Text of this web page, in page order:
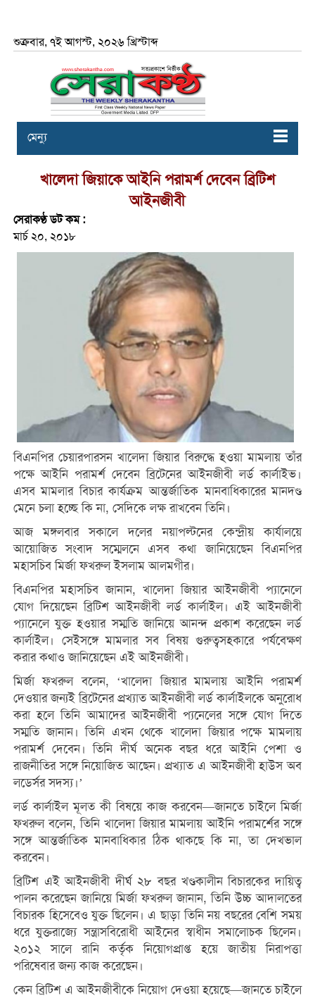
শুক্রবার, ৭ই আগস্ট, ২০২৬ খ্রিস্টাব্দ
মেন্যু
খালেদা জিয়াকে আইনি পরামর্শ দেবেন ব্রিটিশ
আইনজীবী
সেরাকণ্ঠ ডট কম :
মার্চ ২০, ২০১৮
বিএনপির চেয়ারপারসন খালেদা জিয়ার বিরুদ্ধে হওয়া মামলায় তাঁর
পক্ষে আইনি পরামর্শ দেবেন ব্রিটেনের আইনজীবী লর্ড কার্লাইভ।
এসব মামলার বিচার কার্যক্রম আন্তর্জাতিক মানবাধিকারের মানদণ্ড
মেনে চলা হচ্ছে কি না, সেদিকে লক্ষ রাখবেন তিনি।
আজ মঙ্গলবার সকালে দলের নয়াপল্টনের কেন্দ্রীয় কার্যালয়ে
আয়োজিত সংবাদ সম্মেলনে এসব কথা জানিয়েছেন বিএনপির
মহাসচিব মির্জা ফখরুল ইসলাম আলমগীর।
বিএনপির মহাসচিব জানান, খালেদা জিয়ার আইনজীবী প্যানেলে
যোগ দিয়েছেন ব্রিটিশ আইনজীবী লর্ড কার্লাইল। এই আইনজীবী
প্যানেলে যুক্ত হওয়ার সম্মতি জানিয়ে আনন্দ প্রকাশ করেছেন লর্ড
কার্লাইল। সেইসঙ্গে মামলার সব বিষয় গুরুত্বসহকারে পর্যবেক্ষণ
করার কথাও জানিয়েছেন এই আইনজীবী।
মির্জা ফখরুল বলেন, ‘খালেদা জিয়ার মামলায় আইনি পরামর্শ
দেওয়ার জন্যই ব্রিটেনের প্রখ্যাত আইনজীবী লর্ড কার্লাইলকে অনুরোধ
করা হলে তিনি আমাদের আইনজীবী প্যনেলের সঙ্গে যোগ দিতে
সম্মতি জানান। তিনি এখন থেকে খালেদা জিয়ার পক্ষে মামলায়
পরামর্শ দেবেন। তিনি দীর্ঘ অনেক বছর ধরে আইনি পেশা ও
রাজনীতির সঙ্গে নিয়োজিত আছেন। প্রখ্যাত এ আইনজীবী হাউস অব
লর্ড্সের সদস্য।’
লর্ড কার্লাইল মূলত কী বিষয়ে কাজ করবেন—জানতে চাইলে মির্জা
ফখরুল বলেন, তিনি খালেদা জিয়ার মামলায় আইনি পরামর্শের সঙ্গে
সঙ্গে আন্তর্জাতিক মানবাধিকার ঠিক থাকছে কি না, তা দেখভাল
করবেন।
ব্রিটিশ এই আইনজীবী দীর্ঘ ২৮ বছর খণ্ডকালীন বিচারকের দায়িত্ব
পালন করেছেন জানিয়ে মির্জা ফখরুল জানান, তিনি উচ্চ আদালতের
বিচারক হিসেবেও যুক্ত ছিলেন। এ ছাড়া তিনি নয় বছরের বেশি সময়
ধরে যুক্তরাজ্যে সন্ত্রাসবিরোধী আইনের স্বাধীন সমালোচক ছিলেন।
২০১২ সালে রানি কর্তৃক নিয়োগপ্রাপ্ত হয়ে জাতীয় নিরাপত্তা
পরিষেবার জন্য কাজ করেছেন।
কেন ব্রিটিশ এ আইনজীবীকে নিয়োগ দেওয়া হয়েছে—জানতে চাইলে